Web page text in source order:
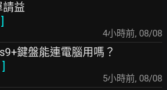
請益
]
4小時前, 08/08
鍵盤能連電腦用嗎？
]
5小時前, 08/08